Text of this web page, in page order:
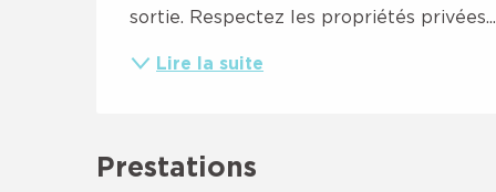
sortie. Respectez les propriétés
Lire la suite
Prestations